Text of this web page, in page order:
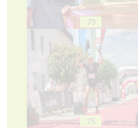
73
75